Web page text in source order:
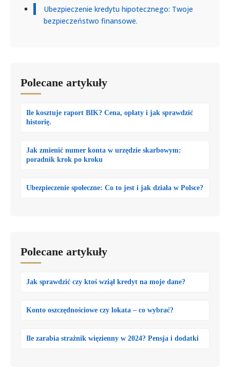
Ubezpieczenie kredytu hipotecznego: Twoje
bezpieczeństwo finansowe.
Polecane artykuły
Ile kosztuje raport BIK? Cena, opłaty i jak sprawdzić
historię.
Jak zmienić numer konta w urzędzie skarbowym:
poradnik krok po kroku
Ubezpieczenie społeczne: Co to jest i jak działa w Polsce?
Polecane artykuły
Jak sprawdzić czy ktoś wziął kredyt na moje dane?
Konto oszczędnościowe czy lokata – co wybrać?
Ile zarabia strażnik więzienny w 2024? Pensja i dodatki